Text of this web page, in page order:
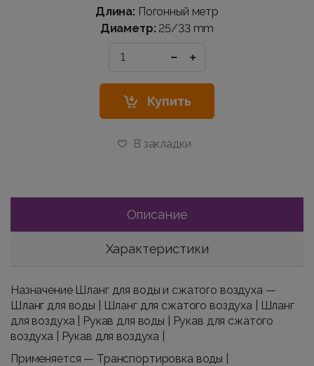
Длина: Погонный метр
Диаметр: 25/33 mm
Купить
В закладки
Описание
Характеристики
Назначение Шланг для воды и сжатого воздуха —
Шланг для воды | Шланг для сжатого воздуха | Шланг
для воздуха | Рукав для воды | Рукав для сжатого
воздуха | Рукав для воздуха |
Применяется — Транспортировка воды |